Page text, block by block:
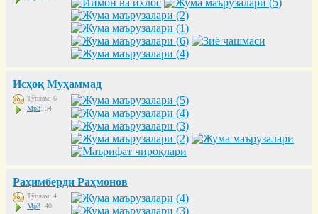
Исҳоқ Муҳаммад
Тўплам: 6
Mp3: 54
Раҳимберди Раҳмонов
Тўплам: 4
Mp3: 40